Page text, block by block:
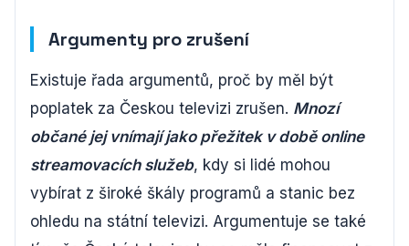
Argumenty pro zrušení
Existuje řada argumentů, proč by měl být
poplatek za Českou televizi zrušen. Mnozí
občané jej vnímají jako přežitek v době online
streamovacích služeb, kdy si lidé mohou
vybírat z široké škály programů a stanic bez
ohledu na státní televizi. Argumentuje se také